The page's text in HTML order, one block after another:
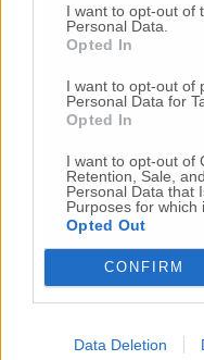
I want to opt-out of
Personal Data.
Opted In
I want to opt-out of
Personal Data for
Opted In
I want to opt-out of
Retention, Sale,
Personal Data that
Purposes for which
Opted Out
CONFIRM
Data Deletion
Nessun commento
Commenta
Gli articoli più letti
24 Lug-Bimbi
-Luigia